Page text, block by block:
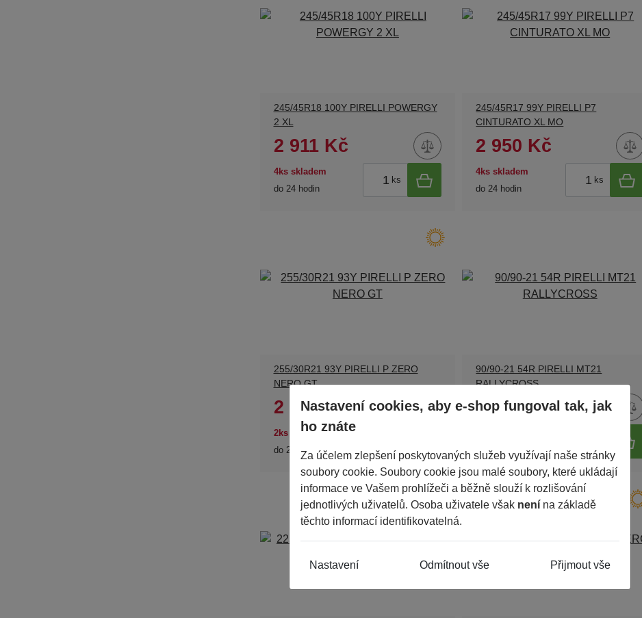
245/45R18 100Y PIRELLI POWERGY
2 XL
2 911 Kč
4ks skladem
do 24 hodin
ks
245/45R17 99Y PIRELLI P7
CINTURATO XL MO
2 950 Kč
4ks skladem
do 24 hodin
ks
255/30R21 93Y PIRELLI P ZERO
NERO GT
2 961 Kč
2ks skladem
do 24 hodin
90/90-21 54R PIRELLI MT21
RALLYCROSS
2 963 Kč
do 24 hodin
Nastavení cookies, aby e-shop fungoval tak, jak
ho znáte
Za účelem zlepšení poskytovaných služeb využívají naše stránky
soubory cookie. Soubory cookie jsou malé soubory, které ukládají
informace ve Vašem prohlížeči a běžně slouží k rozlišování
jednotlivých uživatelů. Osoba uživatele však není na základě
těchto informací identifikovatelná.
Nastavení Odmítnout vše Přijmout vše